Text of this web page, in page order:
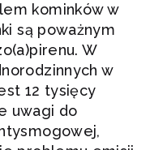
kominków w
są poważnym
W
w
12 tysięcy
uwagi do